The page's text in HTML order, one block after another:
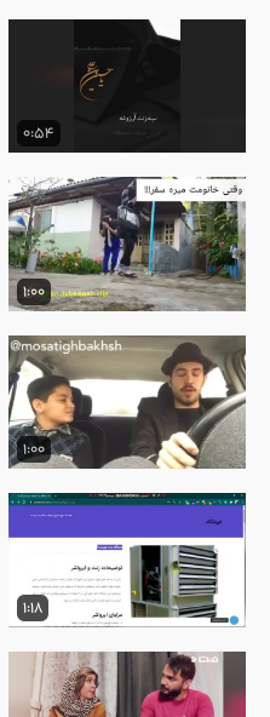
0:54
1:00
1:00
1:18